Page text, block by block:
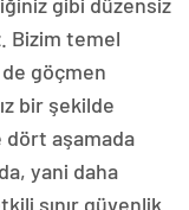
Bizim temel
göçmen
bir şekilde
dört aşamada
yani daha
sınır güvenlik